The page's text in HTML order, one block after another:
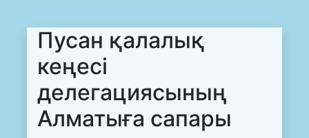
Пусан қалалық
кеңесі
делегациясының
Алматыға сапары